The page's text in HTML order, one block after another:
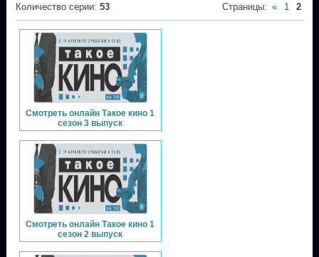
Количество серии: 53 Страницы: « 1 2
Смотреть онлайн Такое кино 1
сезон 3 выпуск
Смотреть онлайн Такое кино 1
сезон 2 выпуск